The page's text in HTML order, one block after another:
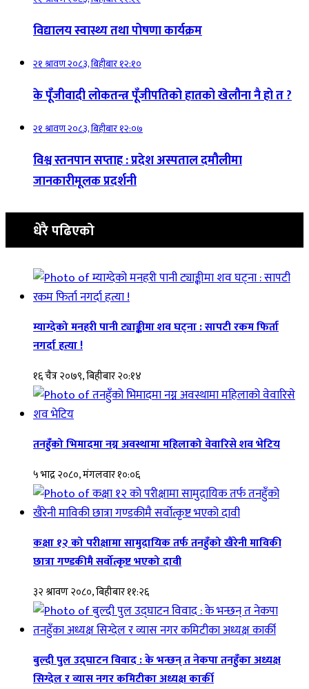
विद्यालय स्वास्थ्य तथा पोषणा कार्यक्रम
२१ श्रावण २०८३, बिहीबार १२:१०
के पूँजीवादी लोकतन्त्र पूँजीपतिको हातको खेलौना नै हो त ?
२१ श्रावण २०८३, बिहीबार १२:०७
विश्व स्तनपान सप्ताह : प्रदेश अस्पताल दमौलीमा
जानकारीमूलक प्रदर्शनी
धेरै पढिएको
म्याग्देको मनहरी पानी ट्याङ्कीमा शव घट्ना : सापटी रकम फिर्ता
नगर्दा हत्या !
१६ चैत्र २०७९, बिहीबार २०:१४
तनहुँको भिमादमा नग्न अवस्थामा महिलाको वेवारिसे शव भेटिय
५ भाद्र २०८०, मंगलवार १०:०६
कक्षा १२ को परीक्षामा सामुदायिक तर्फ तनहुँको खैरेनी माविकी
छात्रा गण्डकीमै सर्वोत्कृष्ट भएको दावी
३२ श्रावण २०८०, बिहीबार ११:२६
बुल्दी पुल उद्घाटन विवाद : के भन्छन् त नेकपा तनहुँका अध्यक्ष
सिग्देल र व्यास नगर कमिटीका अध्यक्ष कार्की